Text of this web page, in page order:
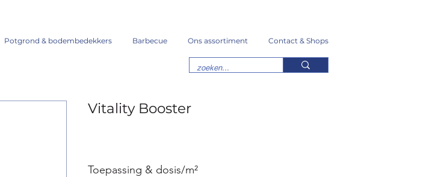
Potgrond & bodembedekkers Barbecue Ons assortiment Contact & Shops
Vitality Booster
Toepassing & dosis/m²